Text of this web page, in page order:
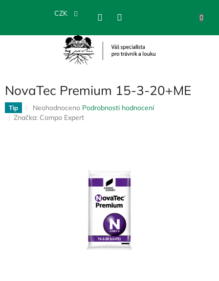
CZK
NovaTec Premium 15-3-20+ME
Tip
Průměrné
hodnocení
Neohodnoceno Podrobnosti hodnocení
Značka: Compo Expert